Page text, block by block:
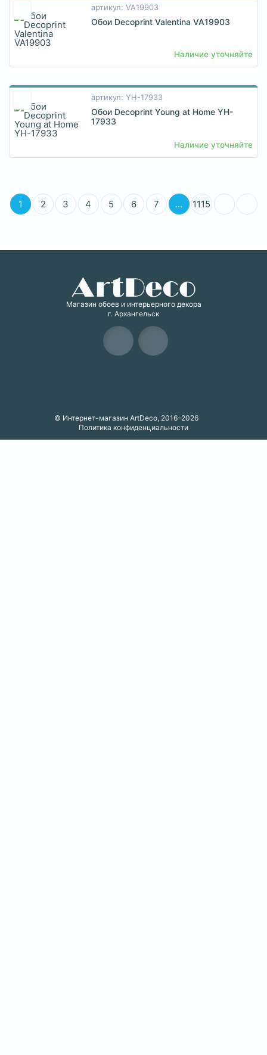
артикул: VA19903
Обои Decoprint Valentina VA19903
Наличие уточняйте
артикул: YH-17933
Обои Decoprint Young at Home YH-
17933
Наличие уточняйте
1 2 3 4 5 6 7 ... 1115
Магазин обоев и интерьерного декора
г. Архангельск
© Интернет-магазин ArtDeco, 2016-2026
Политика конфиденциальности